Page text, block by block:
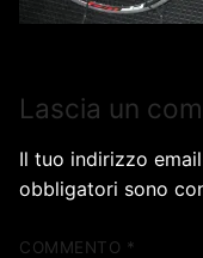
Lascia un
Il tuo indirizzo
obbligatori sono
COMMENTO *